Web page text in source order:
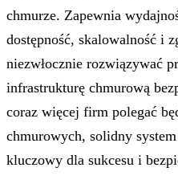
chmurze. Zapewnia
dostępność, skalowalność i
niezwłocznie rozwiązywać
infrastrukturę chmurową
coraz więcej firm polegać
chmurowych, solidny
kluczowy dla sukcesu i